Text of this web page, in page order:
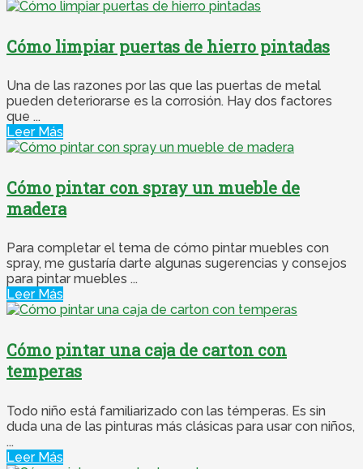
Cómo limpiar puertas de hierro pintadas
Una de las razones por las que las puertas de metal
pueden deteriorarse es la corrosión. Hay dos factores
que ...
Leer Más
Cómo pintar con spray un mueble de
madera
Para completar el tema de cómo pintar muebles con
spray, me gustaría darte algunas sugerencias y consejos
para pintar muebles ...
Leer Más
Cómo pintar una caja de carton con
temperas
Todo niño está familiarizado con las témperas. Es sin
duda una de las pinturas más clásicas para usar con niños,
...
Leer Más